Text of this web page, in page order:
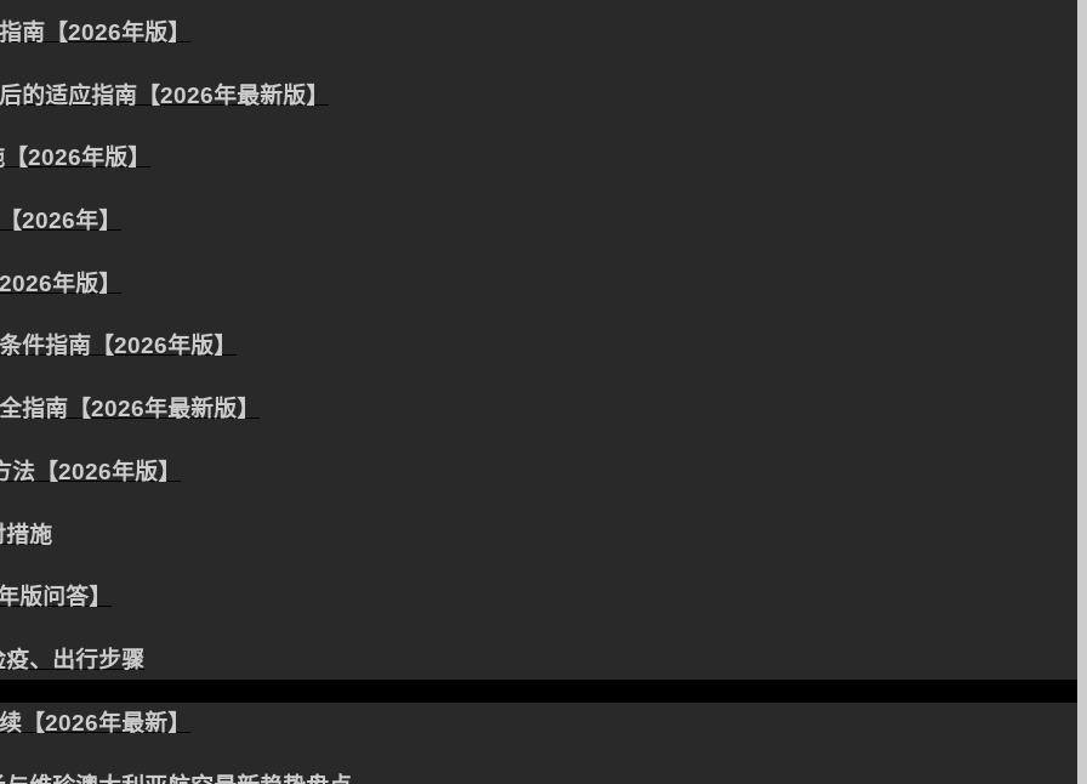
南【2026年版】
的适应指南【2026年最新版】
2026年版】
2026年】
年版】
件指南【2026年版】
指南【2026年最新版】
【2026年版】
措施
版问答】
、出行步骤
【2026年最新】